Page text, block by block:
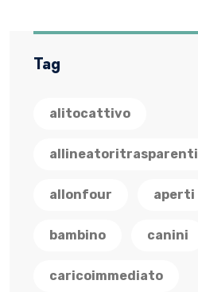
Tag
alitocattivo
allineatoritrasparenti
allonfour aperti
bambino canini
caricoimmediato